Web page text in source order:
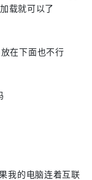
载就可以了
在下面也不行
我的电脑连着互联